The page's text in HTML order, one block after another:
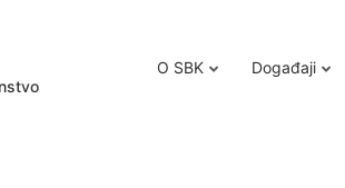
O SBK Događaji